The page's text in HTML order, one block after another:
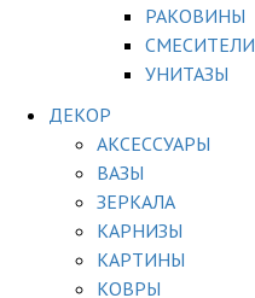
РАКОВИНЫ
СМЕСИТЕЛИ
УНИТАЗЫ
ДЕКОР
АКСЕССУАРЫ
ВАЗЫ
ЗЕРКАЛА
КАРНИЗЫ
КАРТИНЫ
КОВРЫ